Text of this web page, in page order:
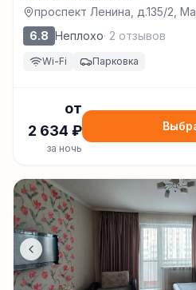
проспект Ленина, д.135/2,
6.8 Неплохо· 2 отзывов
Wi-Fi Парковка
от
2 634 ₽
за ночь